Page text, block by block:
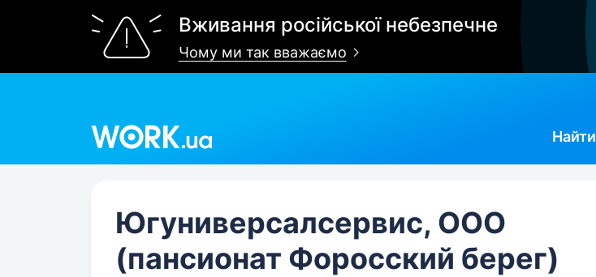
Вживання російської небезпечне
Чому ми так вважаємо
Найти
Югуниверсалсервис, ООО
(пансионат Форосский берег)